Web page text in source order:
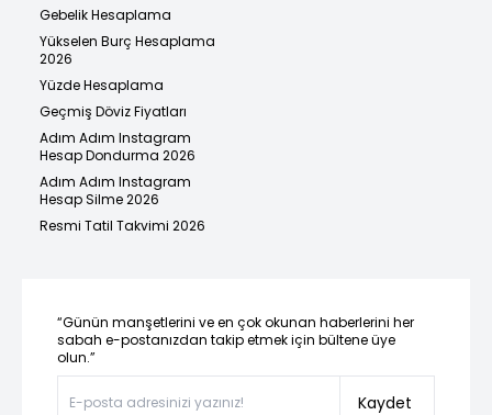
Gebelik Hesaplama
Yükselen Burç Hesaplama
2026
Yüzde Hesaplama
Geçmiş Döviz Fiyatları
Adım Adım Instagram
Hesap Dondurma 2026
Adım Adım Instagram
Hesap Silme 2026
Resmi Tatil Takvimi 2026
“Günün manşetlerini ve en çok okunan haberlerini her
sabah e-postanızdan takip etmek için bültene üye
olun.”
Kaydet